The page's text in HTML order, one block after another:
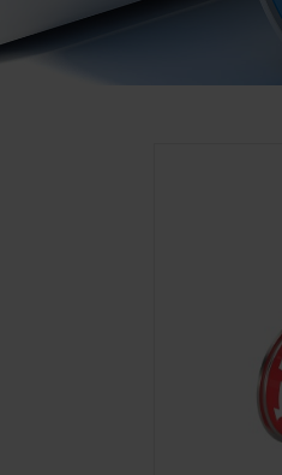
25-